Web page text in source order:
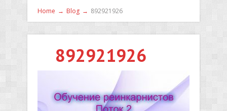
Home → Blog → 892921926
892921926